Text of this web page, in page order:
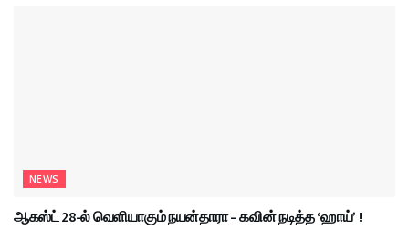
NEWS
ஆகஸ்ட் 28-ல் வெளியாகும் நயன்தாரா – கவின் நடித்த ‘ஹாய்’ !